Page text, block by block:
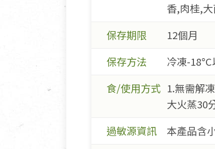
香,肉桂,
保存期限
12個月
保存方法
冷凍-
食/使用方式 1.無需解
大火蒸30
過敏源資訊
本產品含